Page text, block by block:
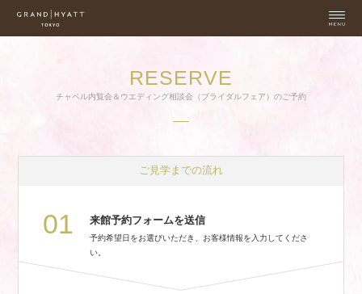
RESERVE
チャペル内覧会＆ウエディング相談会（ブライダルフェア）のご予約
ご見学までの流れ
01 来館予約フォームを送信
予約希望日をお選びいただき、お客様情報を入力してくださ
い。